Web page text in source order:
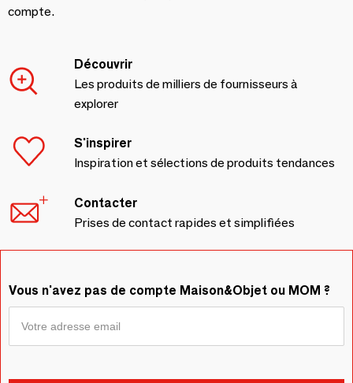
compte.
Découvrir
Les produits de milliers de fournisseurs à
explorer
S'inspirer
Inspiration et sélections de produits tendances
Contacter
Prises de contact rapides et simplifiées
Vous n'avez pas de compte Maison&Objet ou MOM ?